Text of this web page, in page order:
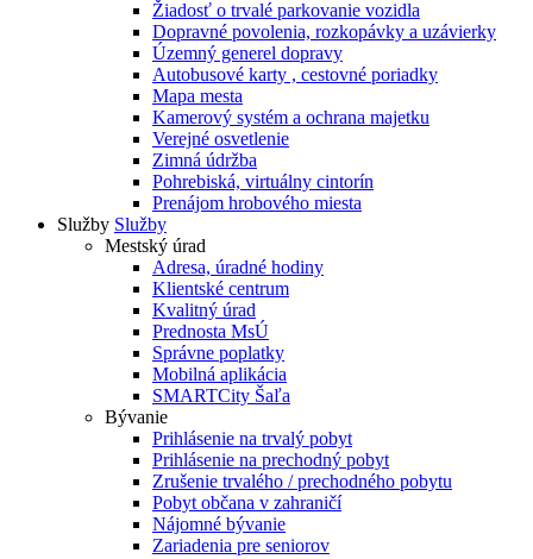
Žiadosť o trvalé parkovanie vozidla
Dopravné povolenia, rozkopávky a uzávierky
Územný generel dopravy
Autobusové karty , cestovné poriadky
Mapa mesta
Kamerový systém a ochrana majetku
Verejné osvetlenie
Zimná údržba
Pohrebiská, virtuálny cintorín
Prenájom hrobového miesta
Služby Služby
Mestský úrad
Adresa, úradné hodiny
Klientské centrum
Kvalitný úrad
Prednosta MsÚ
Správne poplatky
Mobilná aplikácia
SMARTCity Šaľa
Bývanie
Prihlásenie na trvalý pobyt
Prihlásenie na prechodný pobyt
Zrušenie trvalého / prechodného pobytu
Pobyt občana v zahraničí
Nájomné bývanie
Zariadenia pre seniorov